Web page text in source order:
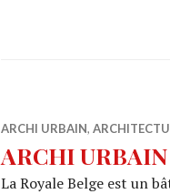
ARCHI URBAIN,
ARCHI
La Royale Belge est un